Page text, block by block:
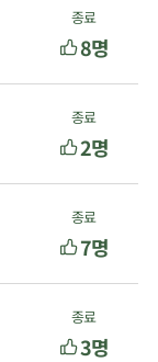
종료
8명
종료
2명
종료
7명
종료
3명